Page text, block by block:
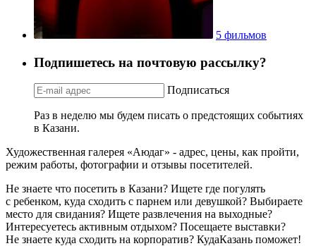
5 фильмов
Подпишетесь на почтовую рассылку?
Подписаться
Раз в неделю мы будем писать о предстоящих событиях
в Казани.
Художественная галерея «Аюдаг» - адрес, цены, как пройти,
режим работы, фотографии и отзывы посетителей.
Не знаете что посетить в Казани? Ищете где погулять
с ребенком, куда сходить с парнем или девушкой? Выбираете
место для свидания? Ищете развлечения на выходные?
Интересуетесь активным отдыхом? Посещаете выставки?
Не знаете куда сходить на корпоратив? КудаКазань поможет!